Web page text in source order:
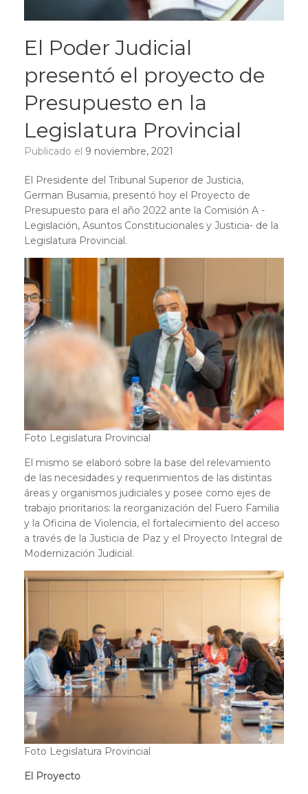
El Poder Judicial
presentó el proyecto de
Presupuesto en la
Legislatura Provincial
Publicado el 9 noviembre, 2021
El Presidente del Tribunal Superior de Justicia,
German Busamia, presentó hoy el Proyecto de
Presupuesto para el año 2022 ante la Comisión A -
Legislación, Asuntos Constitucionales y Justicia- de la
Legislatura Provincial.
Foto Legislatura Provincial
El mismo se elaboró sobre la base del relevamiento
de las necesidades y requerimientos de las distintas
áreas y organismos judiciales y posee como ejes de
trabajo prioritarios: la reorganización del Fuero Familia
y la Oficina de Violencia, el fortalecimiento del acceso
a través de la Justicia de Paz y el Proyecto Integral de
Modernización Judicial.
Foto Legislatura Provincial
El Proyecto